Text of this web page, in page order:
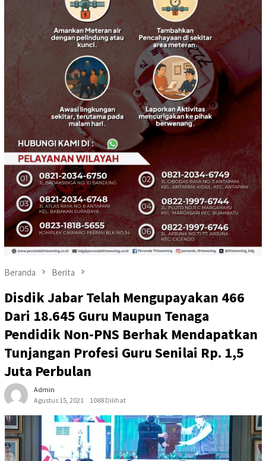
Beranda Berita
Disdik Jabar Telah Mengupayakan 466
Dari 18.645 Guru Maupun Tenaga
Pendidik Non-PNS Berhak Mendapatkan
Tunjangan Profesi Guru Senilai Rp. 1,5
Juta Perbulan
Admin
Agustus 15, 2021
1088 Dilihat